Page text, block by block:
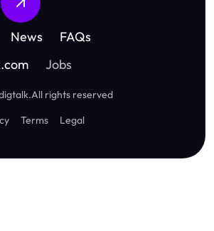
News
FAQs
Jobs
.All rights reserved
Terms Legal